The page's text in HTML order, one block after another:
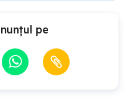
pe